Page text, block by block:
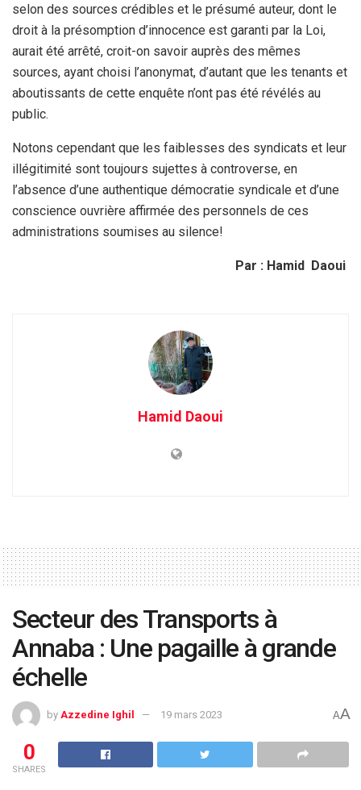
selon des sources crédibles et le présumé auteur, dont le
droit à la présomption d’innocence est garanti par la Loi,
aurait été arrêté, croit-on savoir auprès des mêmes
sources, ayant choisi l’anonymat, d’autant que les tenants et
aboutissants de cette enquête n’ont pas été révélés au
public.
Notons cependant que les faiblesses des syndicats et leur
illégitimité sont toujours sujettes à controverse, en
l’absence d’une authentique démocratie syndicale et d’une
conscience ouvrière affirmée des personnels de ces
administrations soumises au silence!
Par : Hamid Daoui
Hamid Daoui
Secteur des Transports à
Annaba : Une pagaille à grande
échelle
by Azzedine Ighil 19 mars 2023 AA
0
SHARES